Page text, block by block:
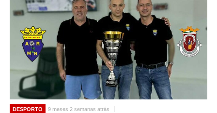
DESPORTO 9 meses 2 semanas atrás